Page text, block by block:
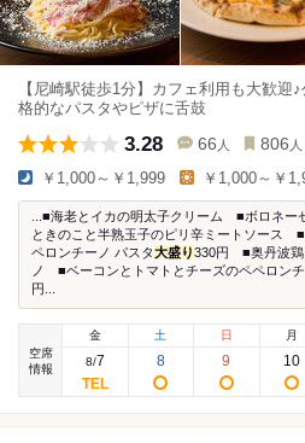
【尼崎駅徒歩1分】カフェ利用も大歓
格的なパスタやピザに舌鼓
3.28 66 人 806 人
￥1,000～￥1,999 ￥1,000～￥
...■海老とイカの明太子クリーム ■ボロネー
ときのこと半熟玉子のピリ辛ミートソース
ペロンチーノ パスタ大盛り330円 ■奥丹波鶏
ノ ■ベーコンとトマトとチーズのペペロン
円...
空席
情報
金
8/7
土
8
日
9
月
10